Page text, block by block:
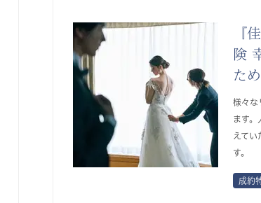
『
険
た
様々な
ます。
えてい
す。
成約